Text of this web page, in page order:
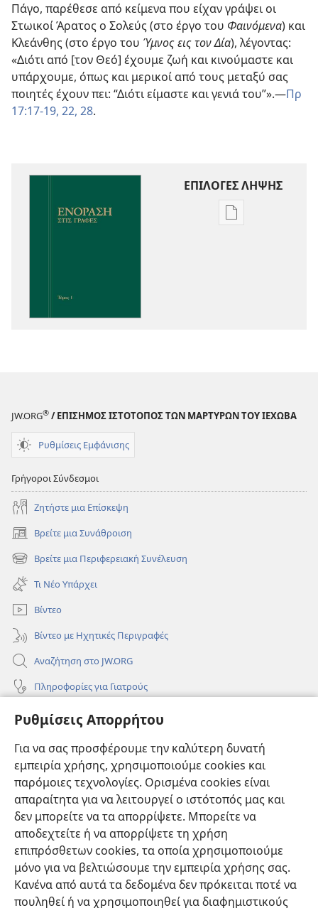
Ρυθμίσεις Απορρήτου
Για να σας προσφέρουμε την καλύτερη δυνατή
εμπειρία χρήσης, χρησιμοποιούμε cookies και
παρόμοιες τεχνολογίες. Ορισμένα cookies είναι
απαραίτητα για να λειτουργεί ο ιστότοπός μας και
δεν μπορείτε να τα απορρίψετε. Μπορείτε να
αποδεχτείτε ή να απορρίψετε τη χρήση
επιπρόσθετων cookies, τα οποία χρησιμοποιούμε
μόνο για να βελτιώσουμε την εμπειρία χρήσης σας.
Κανένα από αυτά τα δεδομένα δεν πρόκειται ποτέ να
πουληθεί ή να χρησιμοποιηθεί για διαφημιστικούς
Πάγο, παρέθεσε από κείμενα που είχαν γράψει οι
Στωικοί Άρατος ο Σολεύς (στο έργο του Φαινόμενα) και
Κλεάνθης (στο έργο του Ύμνος εις τον Δία), λέγοντας:
«Διότι από [τον Θεό] έχουμε ζωή και κινούμαστε και
υπάρχουμε, όπως και μερικοί από τους μεταξύ σας
ποιητές έχουν πει: “Διότι είμαστε και γενιά του”».—Πρ
17:17-19, 22, 28.
ΕΠΙΛΟΓΕΣ ΛΗΨΗΣ
Επιλογές
JW.ORG® / ΕΠΙΣΗΜΟΣ ΙΣΤΟΤΟΠΟΣ ΤΩΝ ΜΑΡΤΥΡΩΝ ΤΟΥ ΙΕΧΩΒΑ
Ρυθμίσεις Εμφάνισης
Γρήγοροι Σύνδεσμοι
Ζητήστε μια Επίσκεψη
Βρείτε μια Συνάθροιση
(ανοίγει
νέο
παράθυρο)
Βρείτε μια Περιφερειακή Συνέλευση
(ανοίγει
νέο
παράθυρο)
Τι Νέο Υπάρχει
Βίντεο
Βίντεο με Ηχητικές Περιγραφές
Αναζήτηση στο JW.ORG
Πληροφορίες για Γιατρούς
Πληροφορίες για Επίσημους Φορείς και ΜΜΕ
Συνεισφορές
(ανοίγει
παράθυρο)ΔΙΑΔΙΚΤΥΑΚΗ ΒΙΒΛΙΟΘΗΚΗ της Σκοπιάς™
(ανοίγει
νέο
παράθυρο)
JW Hub ®
(ανοίγει
νέο
παράθυρο)JW Library®